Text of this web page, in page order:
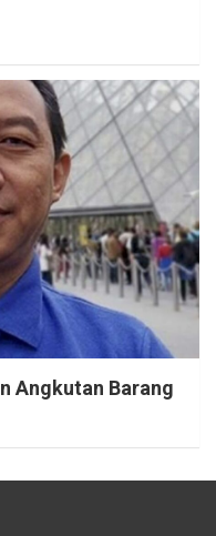
Angkutan Barang